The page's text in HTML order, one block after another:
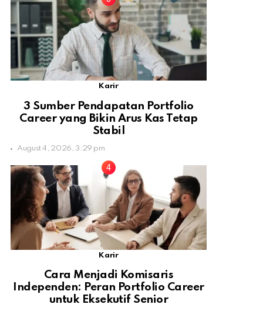
Karir
3 Sumber Pendapatan Portfolio
Career yang Bikin Arus Kas Tetap
Stabil
August 4, 2026, 3:29 pm
Karir
Cara Menjadi Komisaris
Independen: Peran Portfolio Career
untuk Eksekutif Senior